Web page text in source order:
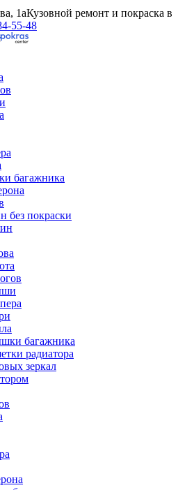
1аКузовной ремонт и покраска в
55-48
багажника
без покраски
багажника
радиатора
зеркал